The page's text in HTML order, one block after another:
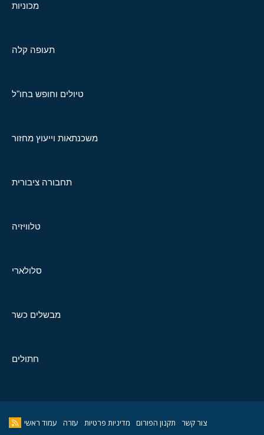
מכוניות
תעופה קלה
טיולים וחופש בחו"ל
משכנתאות וייעוץ מחזור
תחבורה ציבורית
טלוויזיה
סלולארי
מבשלים כשר
חתולים
צור קשר תקנון הפורום מדיניות פרטיות עזרה עמוד ראשי